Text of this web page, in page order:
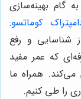
گام بهینه‌سازی
کوماتسو:
شناسایی و رفع
که عمر مفید
همراه ما
را طی کنیم.